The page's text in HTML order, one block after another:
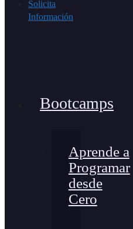
Solicita
Información
Bootcamps
Aprende a
Programar
desde
Cero